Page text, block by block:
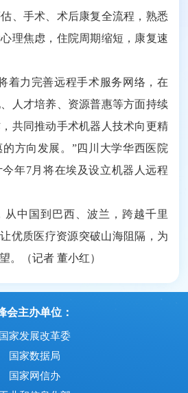
、手术、术后康复全流程，熟悉
理焦虑，住院周期缩短，康复速
力完善远程手术服务网络，在
人才培养、资源普惠等方面持续
共同推动手术机器人技术向更精
方向发展。”四川大学华西医院
年7月将在埃及设立机器人远程
中国到巴西、波兰，跨越千里
优质医疗资源突破山海阻隔，为
。（记者 董小红）
会主办单位：
国家发展改革委
国家数据局
国家网信办